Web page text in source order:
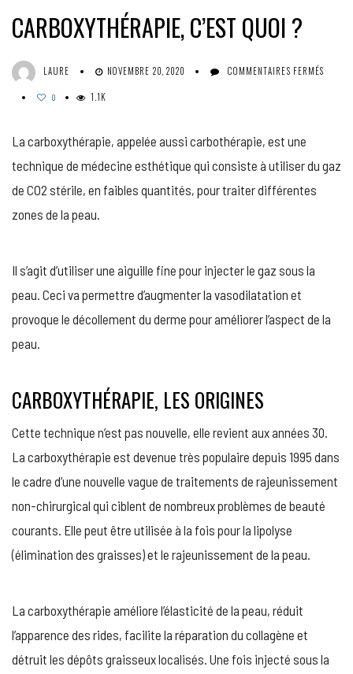
CARBOXYTHÉRAPIE, C’EST QUOI ?
LAURE NOVEMBRE 20, 2020 COMMENTAIRES FERMÉS
0 1.1K
La carboxythérapie, appelée aussi carbothérapie, est une
technique de médecine esthétique qui consiste à utiliser du gaz
de CO2 stérile, en faibles quantités, pour traiter différentes
zones de la peau.
Il s’agit d’utiliser une aiguille fine pour injecter le gaz sous la
peau. Ceci va permettre d’augmenter la vasodilatation et
provoque le décollement du derme pour améliorer l’aspect de la
peau.
CARBOXYTHÉRAPIE, LES ORIGINES
Cette technique n’est pas nouvelle, elle revient aux années 30.
La carboxythérapie est devenue très populaire depuis 1995 dans
le cadre d’une nouvelle vague de traitements de rajeunissement
non-chirurgical qui ciblent de nombreux problèmes de beauté
courants. Elle peut être utilisée à la fois pour la lipolyse
(élimination des graisses) et le rajeunissement de la peau.
La carboxythérapie améliore l’élasticité de la peau, réduit
l’apparence des rides, facilite la réparation du collagène et
détruit les dépôts graisseux localisés. Une fois injecté sous la